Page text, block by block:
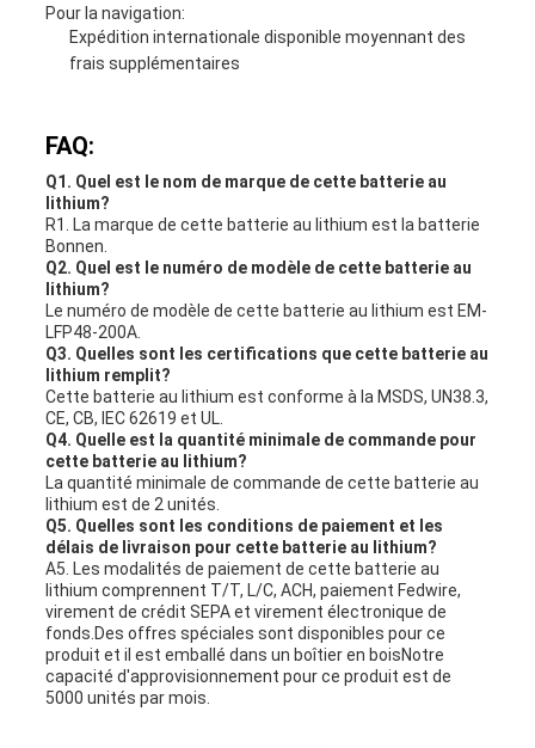
Pour la navigation:
Expédition internationale disponible moyennant des
frais supplémentaires
FAQ:
Q1. Quel est le nom de marque de cette batterie au
lithium?
R1. La marque de cette batterie au lithium est la batterie
Bonnen.
Q2. Quel est le numéro de modèle de cette batterie au
lithium?
Le numéro de modèle de cette batterie au lithium est EM-
LFP48-200A.
Q3. Quelles sont les certifications que cette batterie au
lithium remplit?
Cette batterie au lithium est conforme à la MSDS, UN38.3,
CE, CB, IEC 62619 et UL.
Q4. Quelle est la quantité minimale de commande pour
cette batterie au lithium?
La quantité minimale de commande de cette batterie au
lithium est de 2 unités.
Q5. Quelles sont les conditions de paiement et les
délais de livraison pour cette batterie au lithium?
A5. Les modalités de paiement de cette batterie au
lithium comprennent T/T, L/C, ACH, paiement Fedwire,
virement de crédit SEPA et virement électronique de
fonds.Des offres spéciales sont disponibles pour ce
produit et il est emballé dans un boîtier en boisNotre
capacité d'approvisionnement pour ce produit est de
5000 unités par mois.